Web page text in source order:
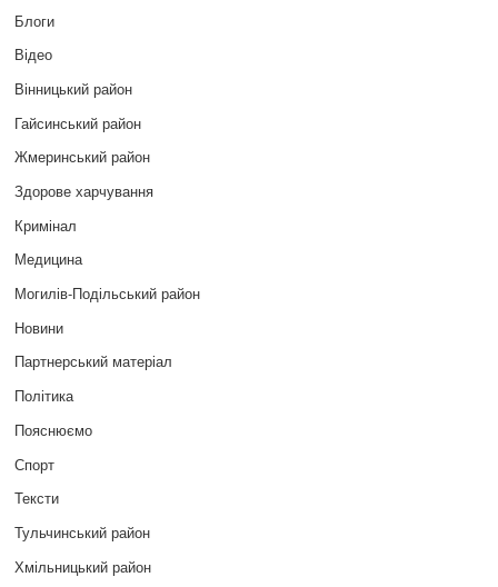
Блоги
Відео
Вінницький район
Гайсинський район
Жмеринський район
Здорове харчування
Кримінал
Медицина
Могилів-Подільський район
Новини
Партнерський матеріал
Політика
Пояснюємо
Спорт
Тексти
Тульчинський район
Хмільницький район